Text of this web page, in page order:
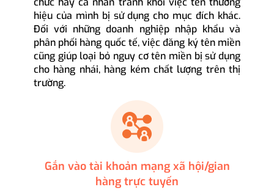
hiệu của mình bị sử dụng cho mục đích khác.
Đối với những doanh nghiệp nhập khẩu và
phân phối hàng quốc tế, việc đăng ký tên miền
cũng giúp loại bỏ nguy cơ tên miền bị sử dụng
cho hàng nhái, hàng kém chất lượng trên thị
trường.
Gắn vào tài khoản mạng xã hội/gian
hàng trực tuyến